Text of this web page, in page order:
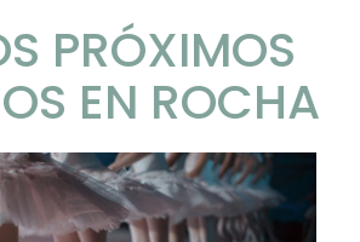
PRÓXIMOS
EN ROCHA